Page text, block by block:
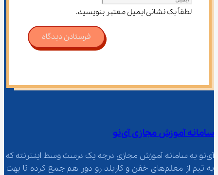
لطفاً یک نشانی ایمیل معتبر بنویسید.
فرستادن دیدگاه
سامانه آموزش مجازی آی‌نو
آی‌نو یه سامانه آموزش مجازی درجه یک درست وسط اینترنته که
یه تیم از معلم‌‌های خفن و کاربلد رو دور هم جمع کرده تا بهت